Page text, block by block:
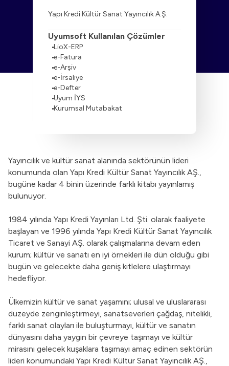
Yapı Kredi Kültür Sanat Yayıncılık A.Ş.
Uyumsoft Kullanılan Çözümler
LioX-ERP
e-Fatura
e-Arşiv
e-İrsaliye
e-Defter
Uyum İYS
Kurumsal Mutabakat
Yayıncılık ve kültür sanat alanında sektörünün lideri
konumunda olan Yapı Kredi Kültür Sanat Yayıncılık AŞ.,
bugüne kadar 4 binin üzerinde farklı kitabı yayınlamış
bulunuyor.
1984 yılında Yapı Kredi Yayınları Ltd. Şti. olarak faaliyete
başlayan ve 1996 yılında Yapı Kredi Kültür Sanat Yayıncılık
Ticaret ve Sanayi AŞ. olarak çalışmalarına devam eden
kurum; kültür ve sanatı en iyi örnekleri ile dün olduğu gibi
bugün ve gelecekte daha geniş kitlelere ulaştırmayı
hedefliyor.
Ülkemizin kültür ve sanat yaşamını; ulusal ve uluslararası
düzeyde zenginleştirmeyi, sanatseverleri çağdaş, nitelikli,
farklı sanat olayları ile buluşturmayı, kültür ve sanatın
dünyasını daha yaygın bir çevreye taşımayı ve kültür
mirasını gelecek kuşaklara taşımayı amaç edinen sektörün
lideri konumundaki Yapı Kredi Kültür Sanat Yayıncılık AŞ.,